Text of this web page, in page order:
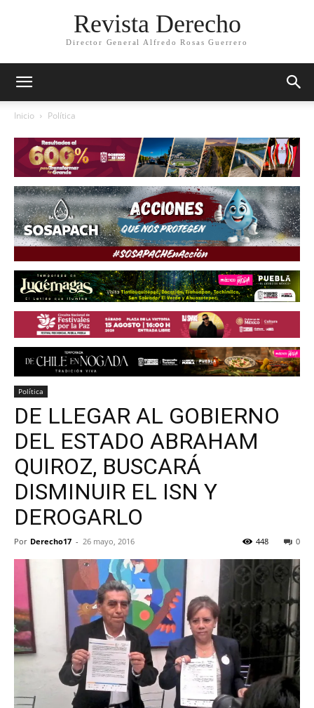
Revista Derecho
Director General Alfredo Rosas Guerrero
Inicio Política
Política
DE LLEGAR AL GOBIERNO
DEL ESTADO ABRAHAM
QUIROZ, BUSCARÁ
DISMINUIR EL ISN Y
DEROGARLO
Por Derecho17 - 26 mayo, 2016 0
448